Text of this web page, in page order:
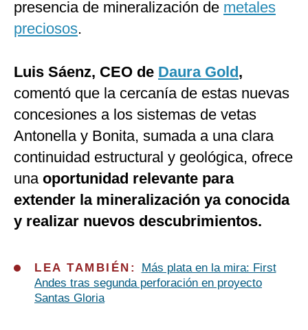
presencia de mineralización de metales
preciosos.
Luis Sáenz, CEO de Daura Gold,
comentó que la cercanía de estas nuevas
concesiones a los sistemas de vetas
Antonella y Bonita, sumada a una clara
continuidad estructural y geológica, ofrece
unaoportunidad relevante para
extender la mineralización ya conocida
y realizar nuevos descubrimientos.
LEA TAMBIÉN:
Más plata en la mira: First
Andes tras segunda perforación en proyecto
Santas Gloria